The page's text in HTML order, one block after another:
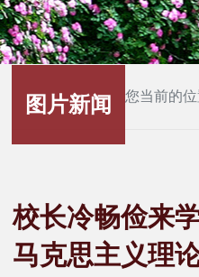
图片新闻 您当前的
校长冷畅俭来
马克思主义理